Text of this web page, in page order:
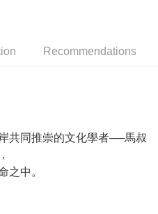
Taiwan Rakuten Card, Inc.
of NT$490 or more
Recommendations
共同推崇的文化學者──馬叔
之中。